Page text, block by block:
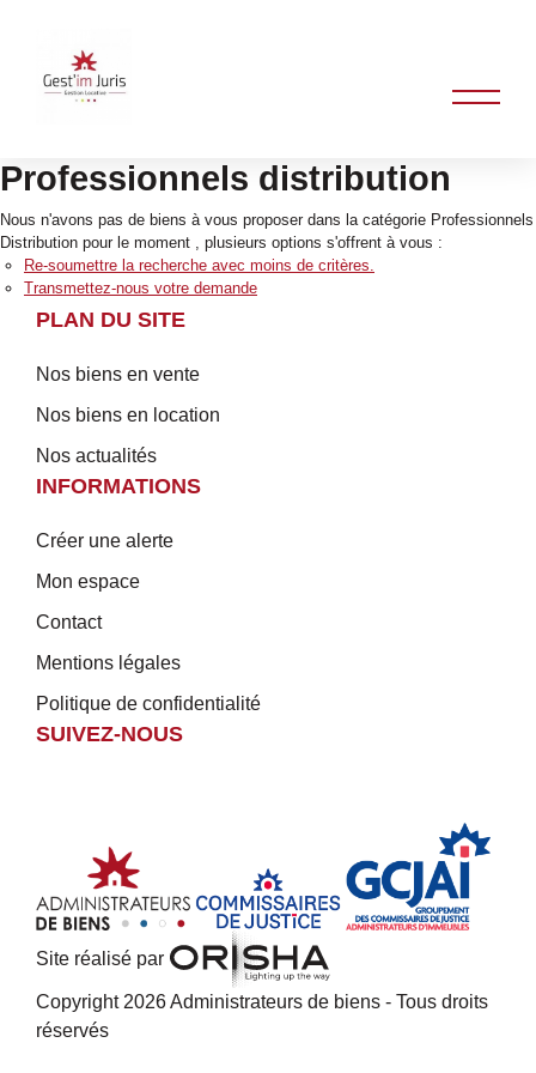
Professionnels distribution
Nous n'avons pas de biens à vous proposer dans la catégorie Professionnels
Distribution pour le moment , plusieurs options s'offrent à vous :
Re-soumettre la recherche avec moins de critères.
Transmettez-nous votre demande
PLAN DU SITE
Nos biens en vente
Nos biens en location
Nos actualités
INFORMATIONS
Créer une alerte
Mon espace
Contact
Mentions légales
Politique de confidentialité
SUIVEZ-NOUS
Site réalisé par
Copyright 2026 Administrateurs de biens - Tous droits
réservés